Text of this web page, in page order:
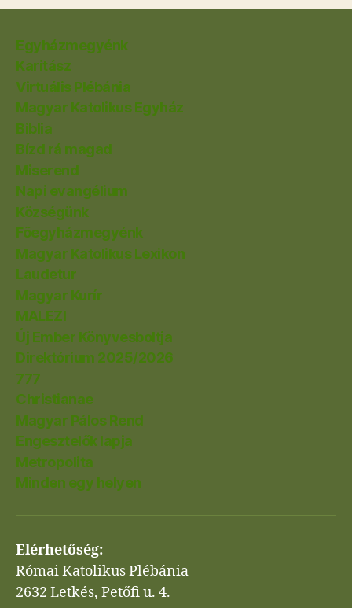
Egyházmegyénk
Karitász
Virtuális Plébánia
Magyar Katolikus Egyház
Biblia
Bízd rá magad
Miserend
Napi evangélium
Községünk
Főegyházmegyénk
Magyar Katolikus Lexikon
Laudetur
Magyar Kurír
MALEZI
Új Ember Könyvesboltja
Direktórium 2025/2026
777
Christianae
Magyar Pálos Rend
Engesztelők lapja
Metropolita
Minden egy helyen
Elérhetőség:
Római Katolikus Plébánia
2632 Letkés, Petőfi u. 4.